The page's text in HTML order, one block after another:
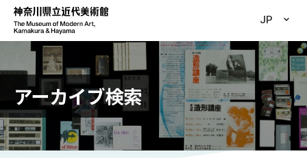
JP
アーカイブ検索